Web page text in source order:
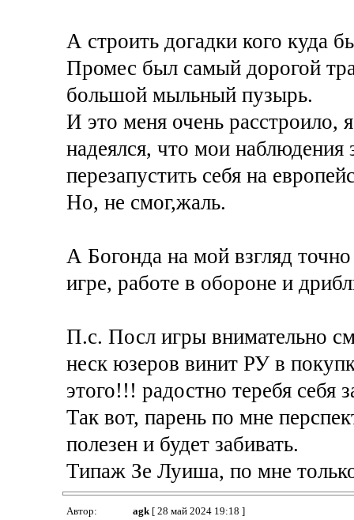
А строить догадки кого куда
Промес был самый дорогой
большой мыльный пузырь.
И это меня очень расстроило,
надеялся, что мои
перезапустить себя на
Но, не смог,жаль.
А Богонда на мой взгляд
игре, работе в обороне и
П.с. Посл игры внимательно
неск юзеров винит РУ в
этого!!! радостно теребя себя
Так вот, парень по мне
полезен и будет забивать.
Типаж Зе Луиша, по мне
Автор: agk[ 28 май 2024 19:18 ]